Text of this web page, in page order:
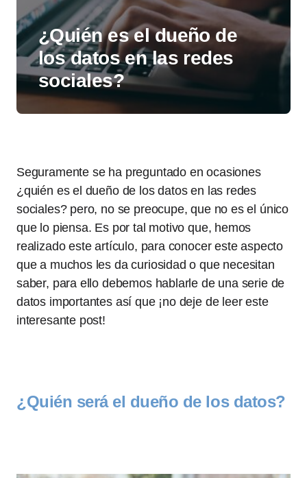
¿Quién es el dueño de
los datos en las redes
sociales?
Seguramente se ha preguntado en ocasiones
¿quién es el dueño de los datos en las redes
sociales? pero, no se preocupe, que no es el único
que lo piensa. Es por tal motivo que, hemos
realizado este artículo, para conocer este aspecto
que a muchos les da curiosidad o que necesitan
saber, para ello debemos hablarle de una serie de
datos importantes así que ¡no deje de leer este
interesante post!
¿Quién será el dueño de los datos?